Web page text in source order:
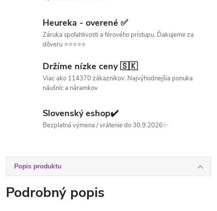
Heureka - overené ✅
Záruka spoľahlivosti a férového prístupu. Ďakujeme za
dôveru ⭐⭐⭐⭐⭐
Držíme nízke ceny 🇸🇰
Viac ako 114370 zákazníkov. Najvýhodnejšia ponuka
náušníc a náramkov
Slovenský eshop✔️
Bezplatná výmena / vrátenie do 30.9.2026✨
Popis produktu
Podrobný popis